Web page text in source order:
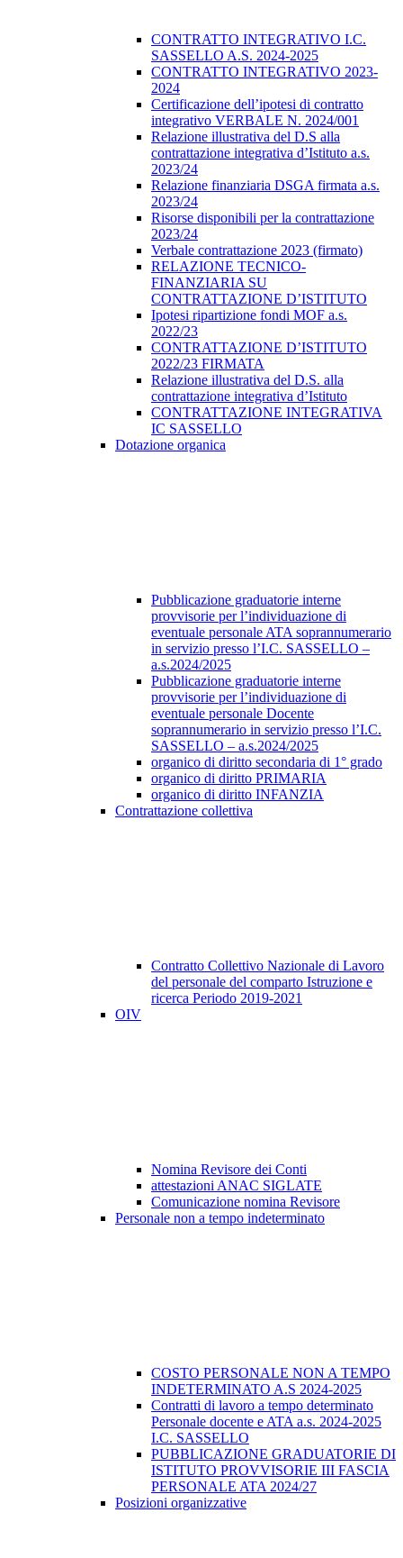
CONTRATTO INTEGRATIVO I.C.
SASSELLO A.S. 2024-2025
CONTRATTO INTEGRATIVO 2023-
2024
Certificazione dell’ipotesi di contratto
integrativo VERBALE N. 2024/001
Relazione illustrativa del D.S alla
contrattazione integrativa d’Istituto a.s.
2023/24
Relazione finanziaria DSGA firmata a.s.
2023/24
Risorse disponibili per la contrattazione
2023/24
Verbale contrattazione 2023 (firmato)
RELAZIONE TECNICO-
FINANZIARIA SU
CONTRATTAZIONE D’ISTITUTO
Ipotesi ripartizione fondi MOF a.s.
2022/23
CONTRATTAZIONE D’ISTITUTO
2022/23 FIRMATA
Relazione illustrativa del D.S. alla
contrattazione integrativa d’Istituto
CONTRATTAZIONE INTEGRATIVA
IC SASSELLO
Dotazione organica
Pubblicazione graduatorie interne
provvisorie per l’individuazione di
eventuale personale ATA soprannumerario
in servizio presso l’I.C. SASSELLO –
a.s.2024/2025
Pubblicazione graduatorie interne
provvisorie per l’individuazione di
eventuale personale Docente
soprannumerario in servizio presso l’I.C.
SASSELLO – a.s.2024/2025
organico di diritto secondaria di 1° grado
organico di diritto PRIMARIA
organico di diritto INFANZIA
Contrattazione collettiva
Contratto Collettivo Nazionale di Lavoro
del personale del comparto Istruzione e
ricerca Periodo 2019-2021
OIV
Nomina Revisore dei Conti
attestazioni ANAC SIGLATE
Comunicazione nomina Revisore
Personale non a tempo indeterminato
COSTO PERSONALE NON A TEMPO
INDETERMINATO A.S 2024-2025
Contratti di lavoro a tempo determinato
Personale docente e ATA a.s. 2024-2025
I.C. SASSELLO
PUBBLICAZIONE GRADUATORIE DI
ISTITUTO PROVVISORIE III FASCIA
PERSONALE ATA 2024/27
Posizioni organizzative